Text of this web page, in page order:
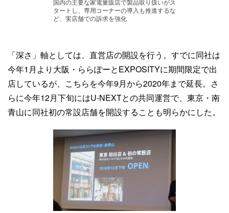
タートし、専用コーナーの導入も推進するな
ど、実店舗での訴求を強化
「深さ」軸としては、直営店の開設を行う。すでに同社は
今年1月より大阪・ららぽーとEXPOSITYに期間限定で出
店しているが、こちらを今年9月から2020年まで延長。さ
らに今年12月下旬にはU-NEXTとの共同運営で、東京・南
青山に同社初の常設店舗を開設することも明らかにした。